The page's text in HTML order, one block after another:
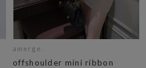
amerge.
offshoulder mini ribbon